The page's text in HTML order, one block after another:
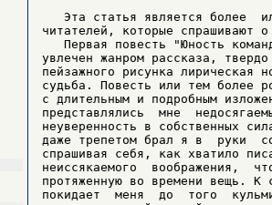
Эта статья является более
читателей, которые спрашивают
Первая повесть "Юность
увлечен жанром рассказа,
пейзажного рисунка
судьба. Повесть или тем более
с длительным и подробным
представлялись  мне
неуверенность в собственных
даже трепетом брал я в  руки
спрашивая себя, как хватило
неиссякаемого  воображения,
протяженную во времени вещь.
покидает  меня  до  того